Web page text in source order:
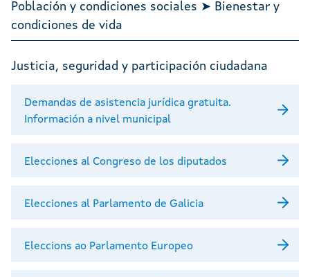
Población y condiciones sociales ➤ Bienestar y
condiciones de vida
Justicia, seguridad y participación ciudadana
Demandas de asistencia jurídica gratuita.
Información a nivel municipal
Elecciones al Congreso de los diputados
Elecciones al Parlamento de Galicia
Eleccions ao Parlamento Europeo